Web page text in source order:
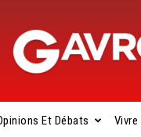
Et Débats Vivre